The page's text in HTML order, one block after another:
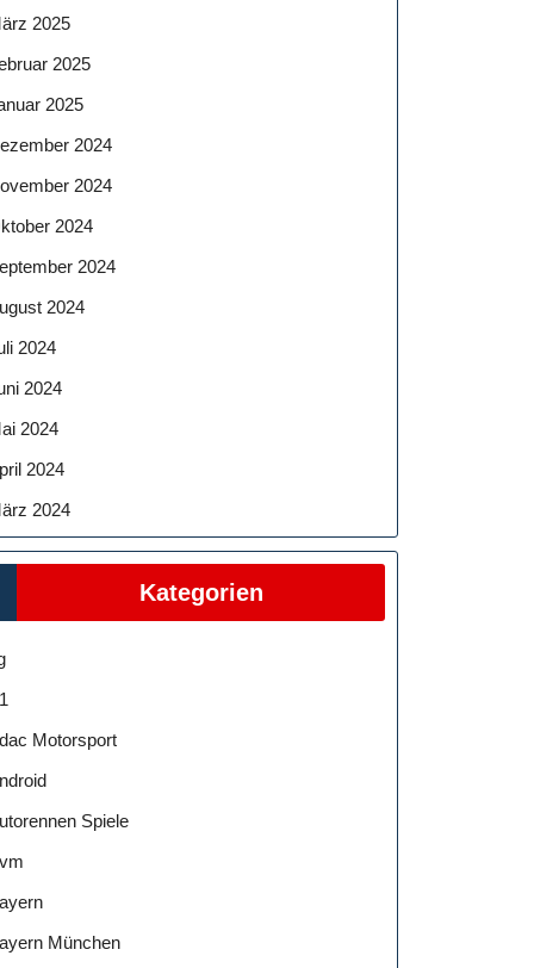
2025
2025
2025
2024
2024
2024
2024
2024
2024
2024
2024
2024
2024
Kategorien
Motorsport
Spiele
München